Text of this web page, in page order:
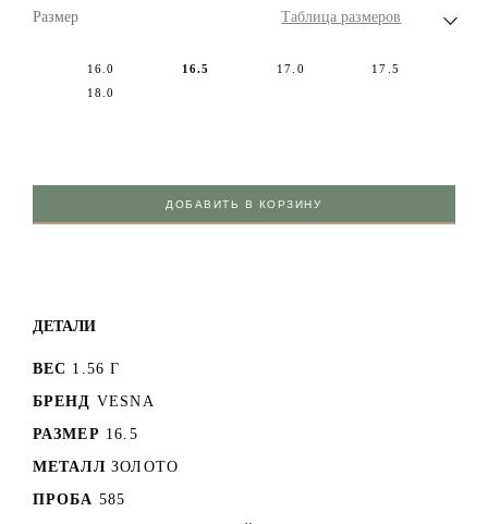
Размер Таблица размеров
16.0 16.5 17.0
17.5
18.0
ДОБАВИТЬ В КОРЗИНУ
ДЕТАЛИ
ВЕС 1.56 Г
БРЕНД VESNA
РАЗМЕР 16.5
МЕТАЛЛ ЗОЛОТО
ПРОБА 585